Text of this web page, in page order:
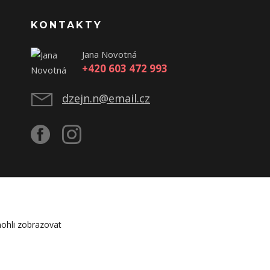
KONTAKTY
Jana Novotná
+420 603 472 993
dzejn.n@email.cz
zobrazovat